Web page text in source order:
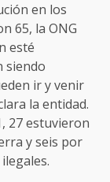
en los
65, la ONG
esté
siendo
ir y venir
la entidad.
27 estuvieron
y seis por